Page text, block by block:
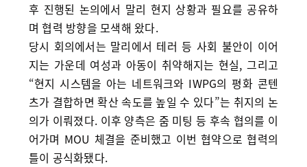
후 진행된 논의에서 말리 현지 상황과 필요를 공유하
며 협력 방향을 모색해 왔다.
당시 회의에서는 말리에서 테러 등 사회 불안이 이어
지는 가운데 여성과 아동이 취약해지는 현실, 그리고
“현지 시스템을 아는 네트워크와 IWPG의 평화 콘텐
츠가 결합하면 확산 속도를 높일 수 있다”는 취지의 논
의가 이뤄졌다. 이후 양측은 줌 미팅 등 후속 협의를 이
어가며 MOU 체결을 준비했고 이번 협약으로 협력의
틀이 공식화됐다.